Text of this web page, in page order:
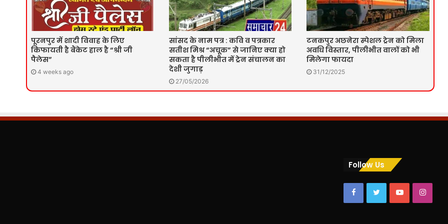
पूरनपुर में शादी विवाह के लिए
किफायती है बैंकेट हाल है “श्री जी
पैलेस”
4 weeks ago
सांसद के नाम पत्र : कवि व पत्रकार
सतीश मिश्र “अचूक” से जानिए क्या हो
सकता है पीलीभीत में ट्रेन संचालन का
देशी जुगाड़
27/05/2026
टनकपुर अछनेरा स्पेशल ट्रेन को मिला
अवधि विस्तार, पीलीभीत वालों को भी
मिलेगा फायदा
31/12/2025
Follow Us
FacebookTwitterYouTube